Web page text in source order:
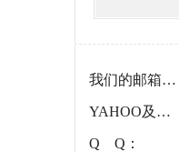
我们的邮箱是：
YAHOO及时通：
Q Q：